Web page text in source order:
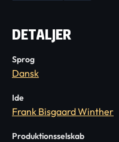
DETALJER
Sprog
Dansk
Ide
Frank Bisgaard Winther
Produktionsselskab